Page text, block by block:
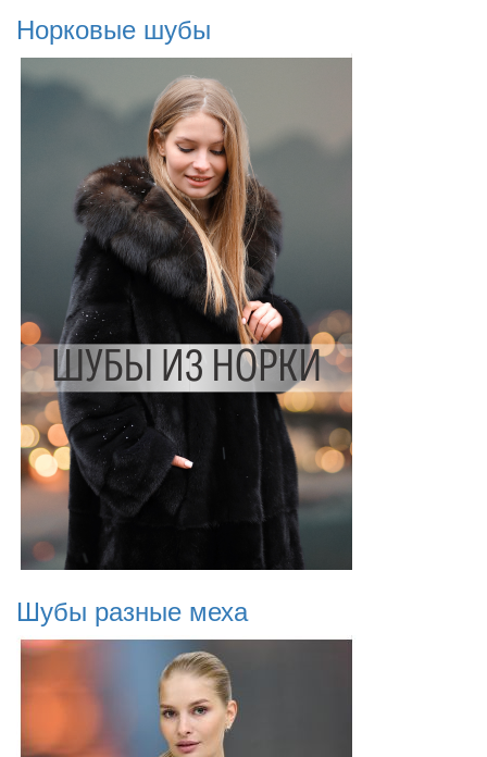
Норковые шубы
Шубы разные меха